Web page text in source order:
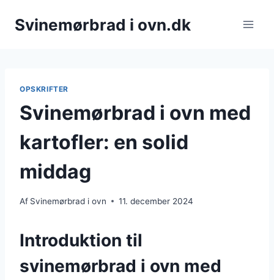
Svinemørbrad i ovn.dk
OPSKRIFTER
Svinemørbrad i ovn med
kartofler: en solid
middag
Af Svinemørbrad i ovn 11. december 2024
Introduktion til
svinemørbrad i ovn med